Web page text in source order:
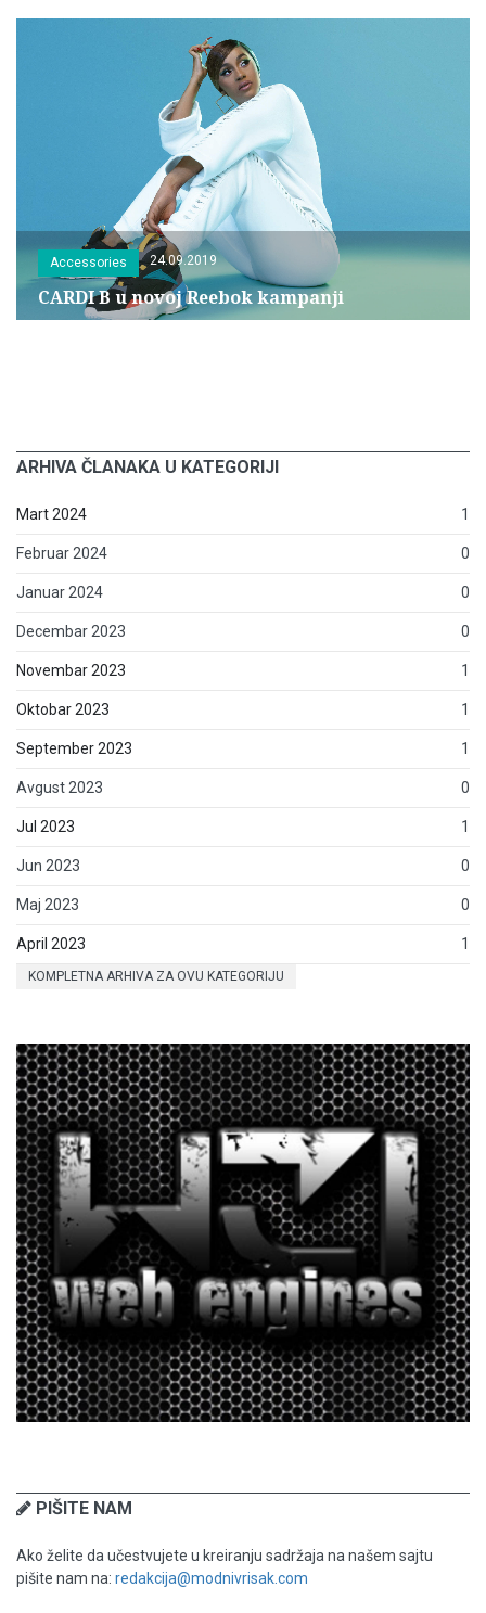
Accessories 24.09.2019
CARDI B u novoj Reebok kampanji
ARHIVA ČLANAKA U KATEGORIJI
Mart 2024 1
Februar 2024 0
Januar 2024 0
Decembar 2023 0
Novembar 2023 1
Oktobar 2023 1
September 2023 1
Avgust 2023 0
Jul 2023 1
Jun 2023 0
Maj 2023 0
April 2023 1
KOMPLETNA ARHIVA ZA OVU KATEGORIJU
PIŠITE NAM
Ako želite da učestvujete u kreiranju sadržaja na našem sajtu
pišite nam na: redakcija@modnivrisak.com